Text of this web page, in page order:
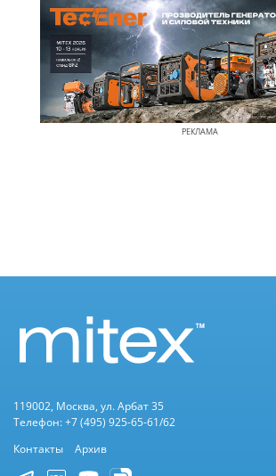
РЕКЛАМА
119002, Москва, ул. Арбат 35
Телефон: +7 (495) 925-65-61/62
Контакты
Архив